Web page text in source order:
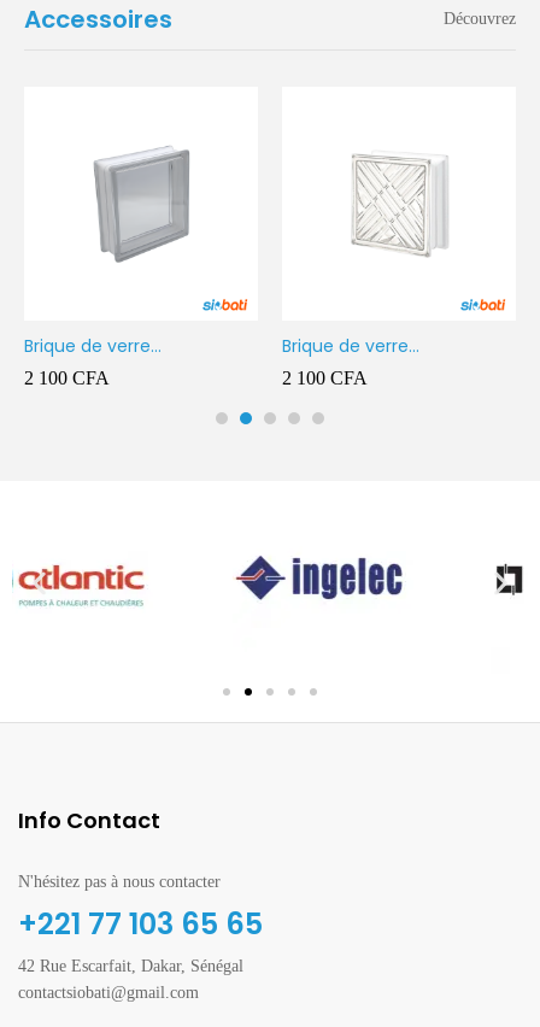
Accessoires Découvrez
Brique de verre
190X190X80MM Transparent
2 100 CFA
Brique de verre
190X190X80MM CROSS
2 100 CFA
Info Contact
N'hésitez pas à nous contacter
+221 77 103 65 65
42 Rue Escarfait, Dakar, Sénégal
contactsiobati@gmail.com